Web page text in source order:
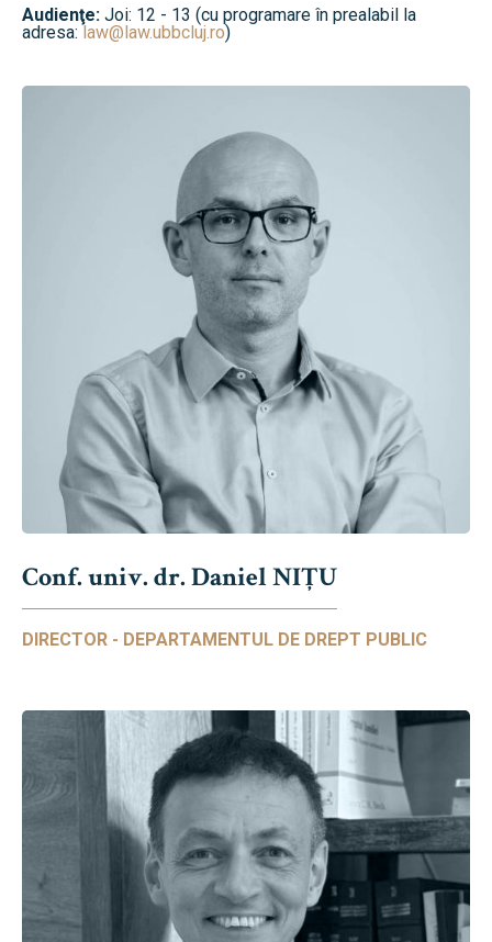
Audienţe: Joi: 12 - 13 (cu programare în prealabil la
adresa:law@law.ubbcluj.ro)
Conf. univ. dr. Daniel NIŢU
DIRECTOR - DEPARTAMENTUL DE DREPT PUBLIC